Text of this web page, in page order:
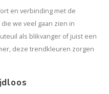
en verbinding met de
we veel gaan zien in
als blikvanger of juist een
deze trendkleuren zorgen